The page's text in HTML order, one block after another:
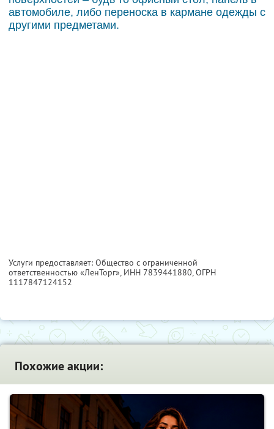
автомобиле, либо переноска в кармане одежды с
другими предметами.
Услуги предоставляет: Общество с ограниченной
ответственностью «ЛенТорг», ИНН 7839441880, ОГРН
1117847124152
Похожие акции: